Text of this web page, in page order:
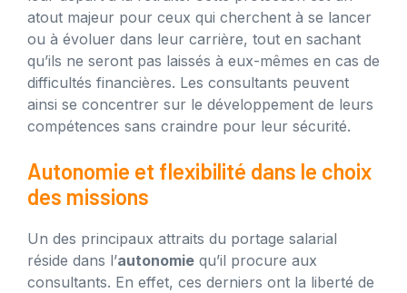
atout majeur pour ceux qui cherchent à se lancer
ou à évoluer dans leur carrière, tout en sachant
qu’ils ne seront pas laissés à eux-mêmes en cas de
difficultés financières. Les consultants peuvent
ainsi se concentrer sur le développement de leurs
compétences sans craindre pour leur sécurité.
Autonomie et flexibilité dans le choix
des missions
Un des principaux attraits du portage salarial
réside dans l’autonomie qu’il procure aux
consultants. En effet, ces derniers ont la liberté de